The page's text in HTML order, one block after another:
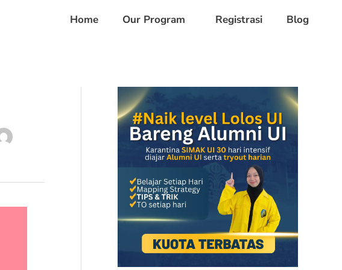
Home Our Program Registrasi Blog